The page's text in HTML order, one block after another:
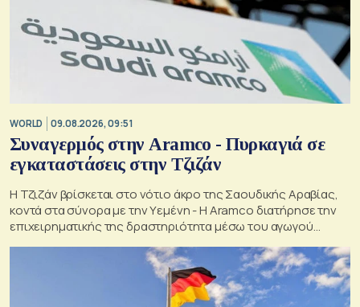
WORLD 09.08.2026, 09:51
Συναγερμός στην Aramco - Πυρκαγιά σε
εγκαταστάσεις στην Τζιζάν
Η Τζιζάν βρίσκεται στο νότιο άκρο της Σαουδικής Αραβίας,
κοντά στα σύνορα με την Υεμένη - Η Aramco διατήρησε την
επιχειρηματικής της δραστηριότητα μέσω του αγωγού
Ανατολής-Δύσης